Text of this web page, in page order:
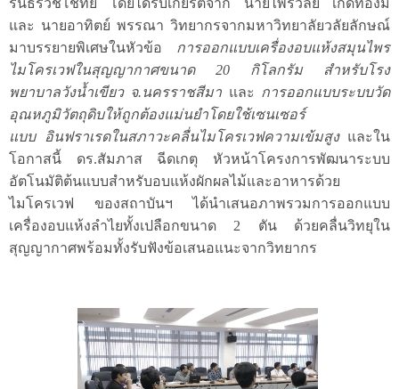
และ นายอาทิตย์ พรรณา วิทยากรจากมหาวิทยาลัยวลัยลักษณ์
มาบรรยายพิเศษในหัวข้อ การออกแบบเครื่องอบแห้งสมุนไพร
ไมโครเวฟในสุญญากาศขนาด 20 กิโลกรัม สำหรับโรง
พยาบาลวังน้ำเขียว จ.นครราชสีมา และ การออกแบบระบบวัด
อุณหภูมิวัตถุดิบให้ถูกต้องแม่นยำโดยใช้เซนเซอร์
แบบอินฟราเรดในสภาวะคลื่นไมโครเวฟความเข้มสูง และใน
โอกาสนี้ ดร.สัมภาส ฉีดเกตุ หัวหน้าโครงการพัฒนาระบบ
อัตโนมัติต้นแบบสำหรับอบแห้งผักผลไม้และอาหารด้วย
ไมโครเวฟ ของสถาบันฯ ได้นำเสนอภาพรวมการออกแบบ
เครื่องอบแห้งลำไยทั้งเปลือกขนาด 2 ตัน ด้วยคลื่นวิทยุใน
สุญญากาศพร้อมทั้งรับฟังข้อเสนอแนะจากวิทยากร